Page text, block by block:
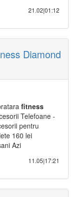
21.02|01:12
Diamond
fitness
Telefoane -
pentru
160 lei
Azi
11.05|17:21